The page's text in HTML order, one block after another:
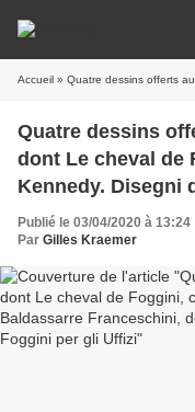
Accueil » Quatre dessins offerts au musée des Offices dont Le cheval de
Quatre dessins
dont Le cheval de
Kennedy. Disegni
detto il Volterrano
per gli Uffizi
Publié le 03/04/2020 à 13:24
Par Gilles Kraemer